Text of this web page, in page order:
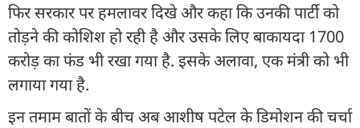
फिर सरकार पर हमलावर दिखे और कहा कि उनकी पार्टी को
तोड़ने की कोशिश हो रही है और उसके लिए बाकायदा 1700
करोड़ का फंड भी रखा गया है. इसके अलावा, एक मंत्री को भी
लगाया गया है.
इन तमाम बातों के बीच अब आशीष पटेल के डिमोशन की चर्चा